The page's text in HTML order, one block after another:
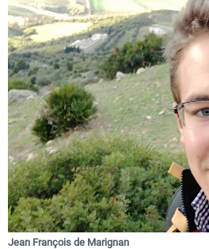
Jean François de Marignan